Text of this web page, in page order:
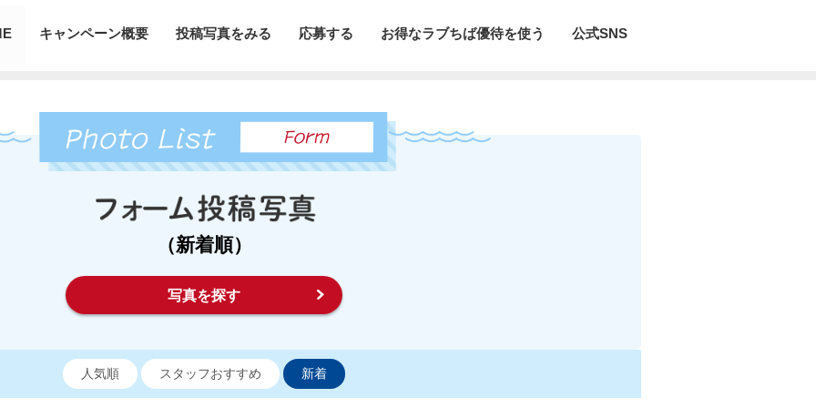
キャンペーン概要 投稿写真をみる 応募する お得なラブちば優待を使う 公式SNS
（新着順）
写真を探す
人気順 スタッフおすすめ 新着